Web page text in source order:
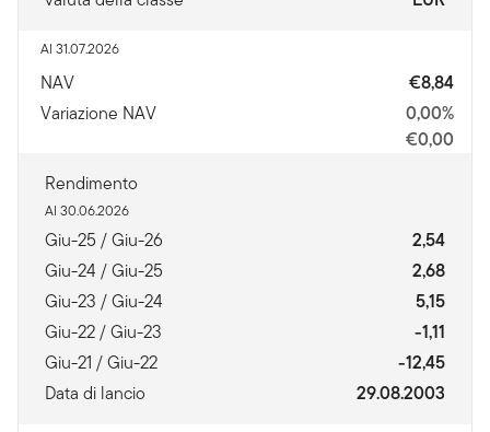
Al 31.07.2026
NAV
€8,84
Variazione NAV
0,00%
€0,00
Rendimento
Al 30.06.2026
Giu-25 / Giu-26
2,54
Giu-24 / Giu-25
2,68
Giu-23 / Giu-24
5,15
Giu-22 / Giu-23
-1,11
Giu-21 / Giu-22
-12,45
Data di lancio
29.08.2003